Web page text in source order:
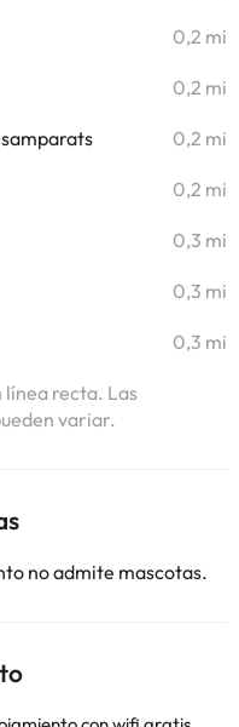
0,2 mi
0,2 mi
0,2 mi
0,2 mi
0,3 mi
0,3 mi
0,3 mi
línea recta. Las
variar.
no admite mascotas.